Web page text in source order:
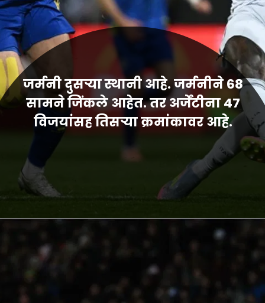
जर्मनी दुसऱ्या स्थानी आहे. जर्मनीने 68
सामने जिंकले आहेत. तर अर्जेंटीना 47
विजयांसह तिसऱ्या क्रमांकावर आहे.